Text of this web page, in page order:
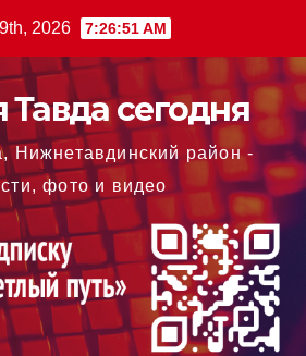
2026 7:26:51 AM
сегодня
Нижнетавдинский район -
фото и видео